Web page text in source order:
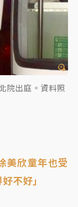
院出庭。資料照
美欣童年也受
不好」